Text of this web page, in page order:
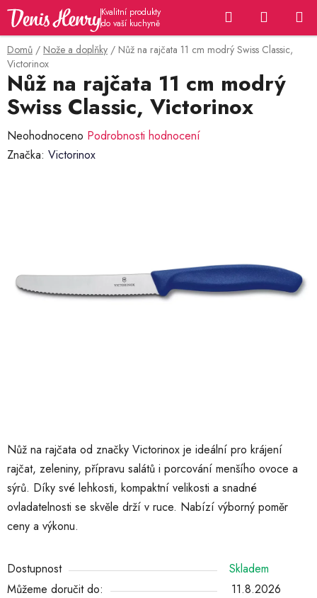
Přejít
obsah
Hledat
KOŠÍK
Domů / Nože a doplňky / Nůž na rajčata 11 cm modrý Swiss Classic,
Victorinox
Nůž na rajčata od značky Victorinox je ideální pro krájení
rajčat, zeleniny, přípravu salátů i porcování menšího ovoce a
sýrů. Díky své lehkosti, kompaktní velikosti a snadné
ovladatelnosti se skvěle drží v ruce. Nabízí výborný poměr
ceny a výkonu.
Dostupnost
Skladem
Můžeme doručit do:
11.8.2026
Nůž na rajčata 11 cm modrý
Swiss Classic, Victorinox
Průměrné
hodnocení
Neohodnoceno Podrobnosti hodnocení
Značka: Victorinox